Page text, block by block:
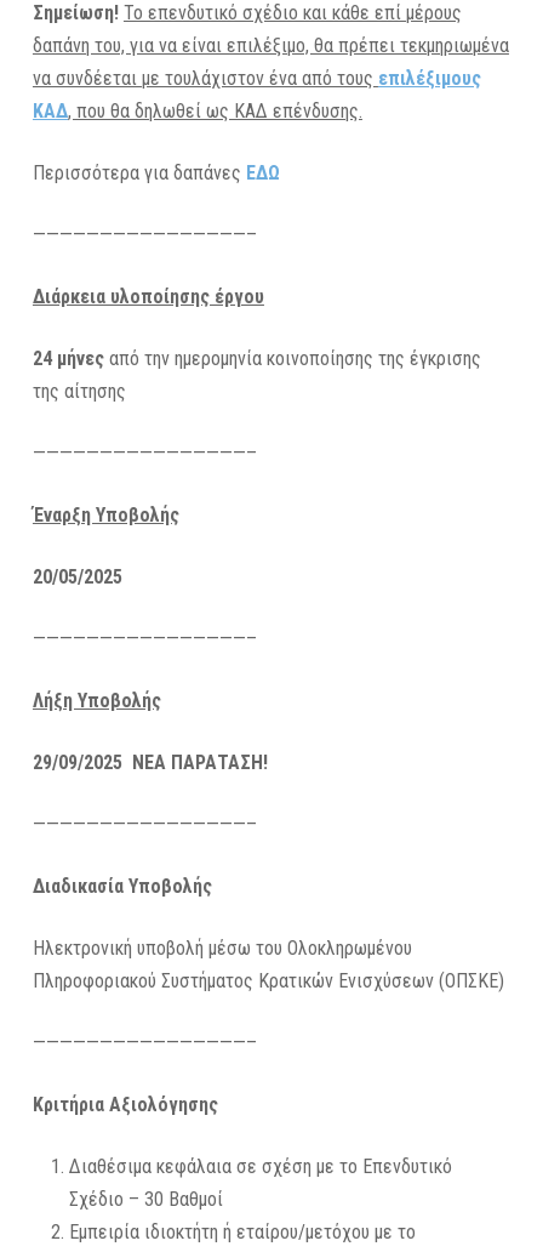
Σημείωση! Το επενδυτικό σχέδιο και κάθε επί μέρους
δαπάνη του, για να είναι επιλέξιμο, θα πρέπει τεκμηριωμένα
να συνδέεται με τουλάχιστον ένα από τους επιλέξιμους
ΚΑΔ, που θα δηλωθεί ως ΚΑΔ επένδυσης.
Περισσότερα για δαπάνες ΕΔΩ
————————————————–
Διάρκεια υλοποίησης έργου
24 μήνεςαπό την ημερομηνία κοινοποίησης της έγκρισης
της αίτησης
————————————————–
Έναρξη Υποβολής
20/05/2025
————————————————–
Λήξη Υποβολής
29/09/2025 ΝΕΑ ΠΑΡΑΤΑΣΗ!
————————————————–
Διαδικασία Υποβολής
Ηλεκτρονική υποβολή μέσω του Ολοκληρωμένου
Πληροφοριακού Συστήματος Κρατικών Ενισχύσεων (ΟΠΣΚΕ)
————————————————–
Κριτήρια Αξιολόγησης
Διαθέσιμα κεφάλαια σε σχέση με το Επενδυτικό
Σχέδιο – 30 Βαθμοί
Εμπειρία ιδιοκτήτη ή εταίρου/μετόχου με το